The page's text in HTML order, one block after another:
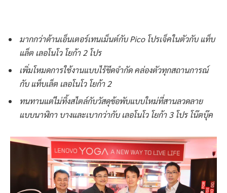
มากกว่าด้านเอ็นเตอร์เทนเม็นต์กับPico โปรเจ็คในตัวกับ แท็บ
แล็ต เลอโนโว โยก้า 2 โปร
เพิ่มโหมดการใช้งานแบบไร้ขีดจำกัด คล่องตัวทุกสถานการณ์
กับ แท็บเล็ต เลอโนโว โยก้า 2
ทนทานแต่ไม่ทิ้งสไตล์กับวัสดุข้อพับแบบใหม่ที่สานลวดลาย
แบบนาฬิกา บางและเบากว่ากับ เลอโนโว โยก้า 3 โปร โน๊ตบุ๊ค